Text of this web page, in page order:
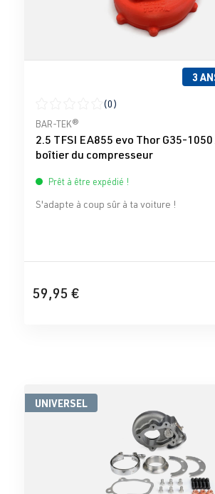
3
Note moyenne de 0 sur 5 étoiles
(0)
BAR-TEK®
2.5 TFSI EA855 evo Thor G35-
boîtier du compresseur
Prêt à être expédié !
S'adapte à coup sûr à ta voiture !
59,95 €
UNIVERSEL